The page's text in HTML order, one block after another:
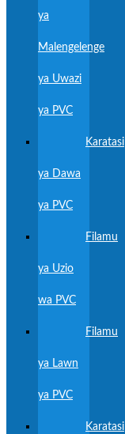
ya
Malengelenge
ya Uwazi
ya PVC
Karatasi
ya Dawa
ya PVC
Filamu
ya Uzio
wa PVC
Filamu
ya Lawn
ya PVC
Karatasi